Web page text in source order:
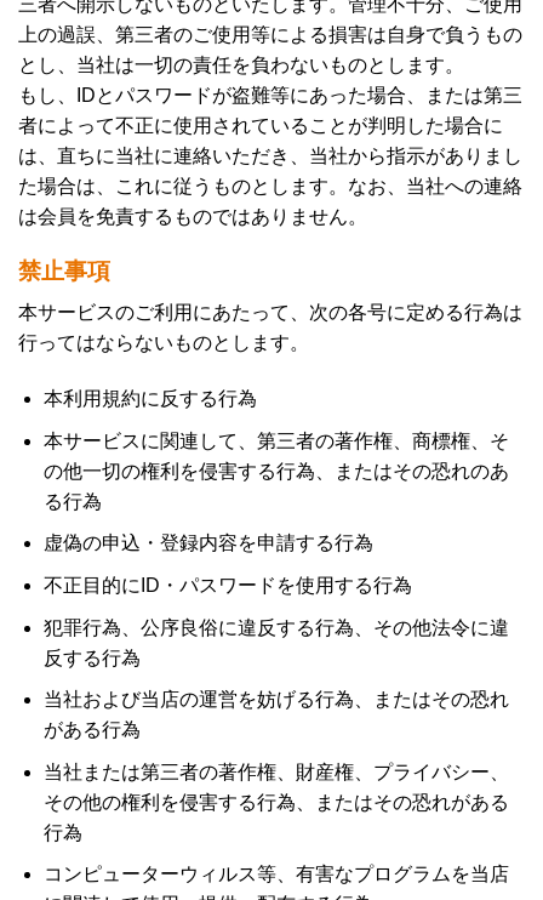
三者へ開示しないものといたします。管理不十分、ご使用
上の過誤、第三者のご使用等による損害は自身で負うもの
とし、当社は一切の責任を負わないものとします。
もし、IDとパスワードが盗難等にあった場合、または第三
者によって不正に使用されていることが判明した場合に
は、直ちに当社に連絡いただき、当社から指示がありまし
た場合は、これに従うものとします。なお、当社への連絡
は会員を免責するものではありません。
禁止事項
本サービスのご利用にあたって、次の各号に定める行為は
行ってはならないものとします。
本利用規約に反する行為
本サービスに関連して、第三者の著作権、商標権、そ
の他一切の権利を侵害する行為、またはその恐れのあ
る行為
虚偽の申込・登録内容を申請する行為
不正目的にID・パスワードを使用する行為
犯罪行為、公序良俗に違反する行為、その他法令に違
反する行為
当社および当店の運営を妨げる行為、またはその恐れ
がある行為
当社または第三者の著作権、財産権、プライバシー、
その他の権利を侵害する行為、またはその恐れがある
行為
コンピューターウィルス等、有害なプログラムを当店